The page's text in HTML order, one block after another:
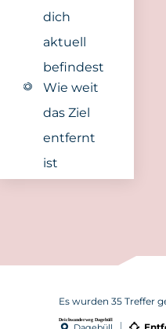
dich
aktuell
befindest
Wie weit
das Ziel
entfernt
ist
Es wurden 35 Treffer
Deichwanderweg Dagebüll